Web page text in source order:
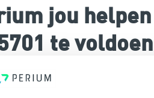
jou
te voldoen
platform
bij het